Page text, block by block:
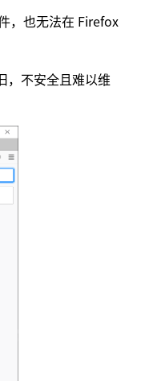
，也无法在 Firefox
不安全且难以维